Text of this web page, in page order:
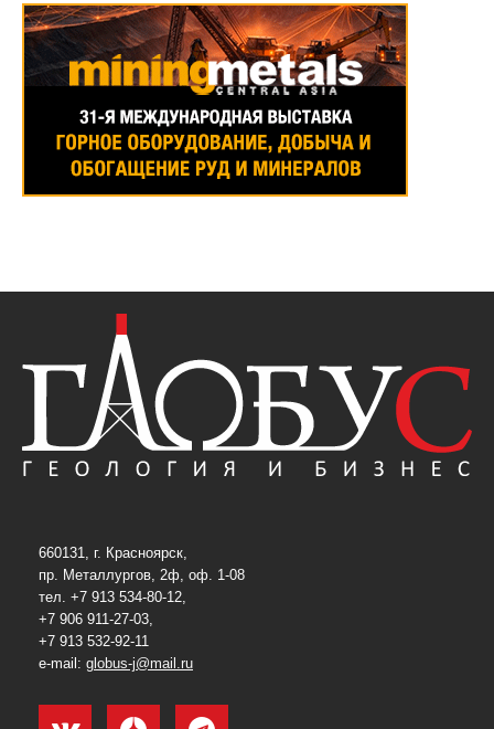
660131, г. Красноярск,
пр. Металлургов, 2ф, оф. 1-08
тел. +7 913 534-80-12,
+7 906 911-27-03,
+7 913 532-92-11
e-mail: globus-j@mail.ru